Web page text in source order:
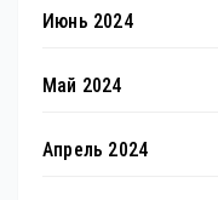
Июнь 2024
Май 2024
Апрель 2024